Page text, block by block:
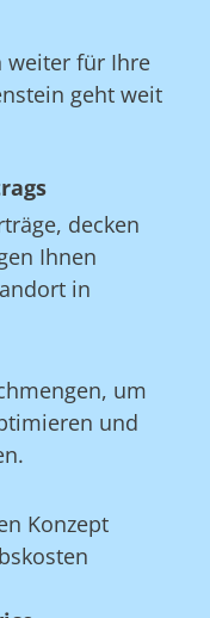
weiter für Ihre
geht weit
decken
Ihnen
in
um
und
Konzept